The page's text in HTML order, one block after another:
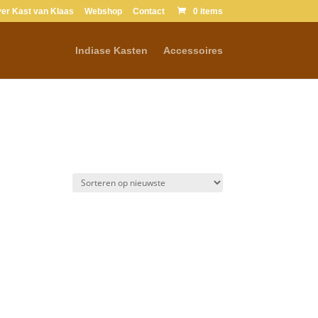
Kast van Klaas Webshop Contact 0 items
Indiase Kasten Accessoires